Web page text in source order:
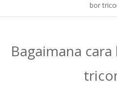
bor
Bagaimana